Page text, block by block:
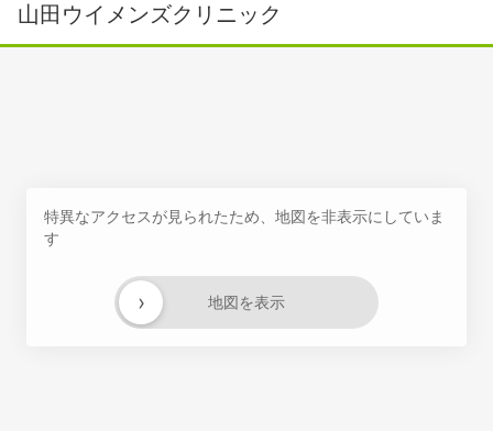
山田ウイメンズクリニック
特異なアクセスが見られたため、地図を非表示にしていま
す
地図を表示
›